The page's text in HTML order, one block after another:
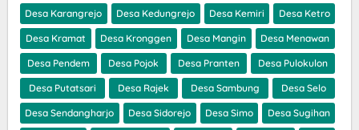
Desa Karangrejo Desa Kedungrejo Desa Kemiri Desa Ketro
Desa Kramat Desa Kronggen Desa Mangin Desa Menawan
Desa Pendem Desa Pojok Desa Pranten Desa Pulokulon
Desa Putatsari Desa Rajek Desa Sambung Desa Selo
Desa Sendangharjo Desa Sidorejo Desa Simo Desa Sugihan